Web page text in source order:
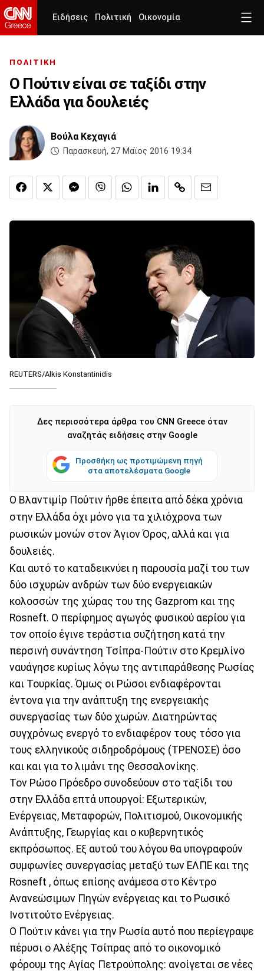
Ειδήσεις Πολιτική Οικονομία
ΠΟΛΙΤΙΚΗ
Ο Πούτιν είναι σε ταξίδι στην
Ελλάδα για δουλειές
Βούλα Κεχαγιά
Παρασκευή, 27 Μαϊος 2016 19:34
REUTERS/Alkis Konstantinidis
Δες περισσότερα άρθρα του CNN Greece όταν
αναζητάς ειδήσεις στην Google
Προσθήκη ως προτιμώμενη πηγή
στα αποτελέσματα Google
Ο Βλαντιμίρ Πούτιν ήρθε έπειτα από δέκα χρόνια
στην Ελλάδα όχι μόνο για τα χιλιόχρονα των
ρωσικών μονών στον Άγιον Όρος, αλλά και για
δουλειές.
Και αυτό το καταδεικνύει η παρουσία μαζί του των
δύο ισχυρών ανδρών των δύο ενεργειακών
κολοσσών της χώρας του της Gazprom και της
Rosneft. Ο περίφημος αγωγός φυσικού αερίου για
τον οποίο έγινε τεράστια συζήτηση κατά την
περσινή συνάντηση Τσίπρα-Πούτιν στο Κρεμλίνο
ναυάγησε κυρίως λόγω της αντιπαράθεσης Ρωσίας
και Τουρκίας. Όμως οι Ρώσοι ενδιαφέρονται
έντονα για την ανάπτυξη της ενεργειακής
συνεργασίας των δύο χωρών. Διατηρώντας
συγχρόνως ενεργό το ενδιαφέρον τους τόσο για
τους ελληνικούς σιδηροδρόμους (ΤΡΕΝΟΣΕ) όσο
και και για το λιμάνι της Θεσσαλονίκης.
Τον Ρώσο Πρόεδρο συνοδεύουν στο ταξίδι του
στην Ελλάδα επτά υπουργοί: Εξωτερικών,
Ενέργειας, Μεταφορών, Πολιτισμού, Οικονομικής
Ανάπτυξης, Γεωργίας και ο κυβερνητικός
εκπρόσωπος. Εξ αυτού του λόγου θα υπογραφούν
συμφωνίες συνεργασίας μεταξύ των ΕΛΠΕ και της
Rosneft , όπως επίσης ανάμεσα στο Κέντρο
Ανανεώσιμων Πηγών ενέργειας και το Ρωσικό
Ινστιτούτο Ενέργειας.
Ο Πούτιν κάνει για την Ρωσία αυτό που περίεγραψε
πέρυσι ο Αλέξης Τσίπρας από το οικονομικό
φόρουμ της Αγίας Πετρούπολης: ανοίγεται σε νέες